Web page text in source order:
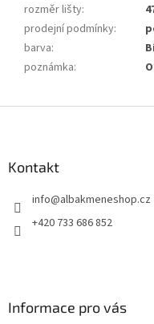
rozměr lišty:
prodejní podmínky:
barva:
poznámka:
Kontakt
info@albakmeneshop.cz
+420 733 686 852
Informace pro vás